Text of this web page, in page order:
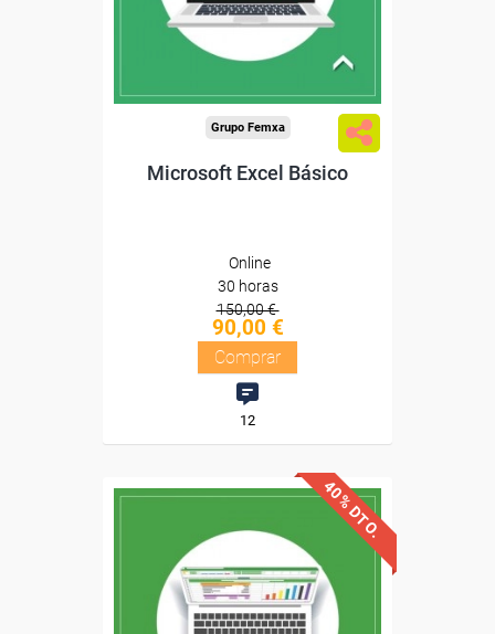
Diploma
Grupo Femxa
Microsoft Excel Básico
Online
30 horas
150,00 €
90,00 €
Comprar
12
40% DTO.
Descuentos especiales
Sin requisitos de acceso